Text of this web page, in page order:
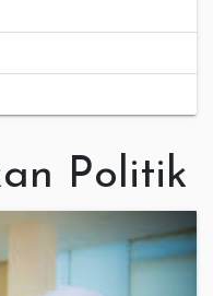
Politik